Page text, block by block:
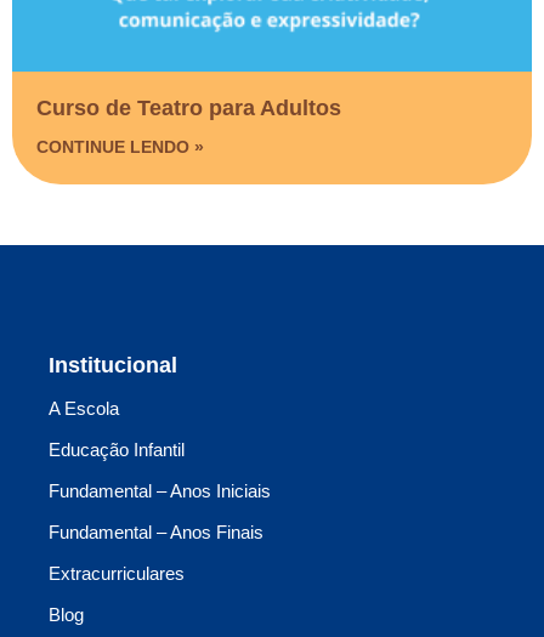
Curso de Teatro para Adultos
CONTINUE LENDO »
Institucional
A Escola
Educação Infantil
Fundamental – Anos Iniciais
Fundamental – Anos Finais
Extracurriculares
Blog